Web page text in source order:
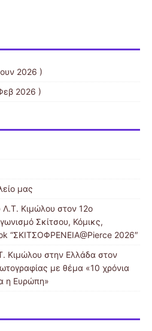
2026 )
2026 )
μας
Λ.Τ. Κιμώλου στον 12ο
Σκίτσου, Κόμικς,
“ΣΚΙΤΣΟΦΡΕΝΕΙΑ@Pierce 2026″
Κιμώλου στην Ελλάδα στον
με θέμα «10 χρόνια
η Ευρώπη»